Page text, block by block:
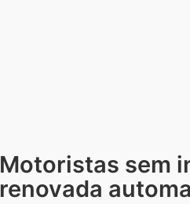
Motoristas sem
renovada